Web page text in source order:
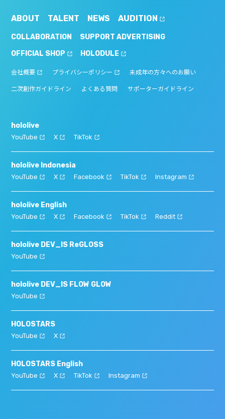
ABOUT TALENT NEWS AUDITION
COLLABORATION
SUPPORT ADVERTISING
OFFICIAL SHOP
HOLODULE
会社概要 プライバシーポリシー 未成年の方々へのお願い
二次創作ガイドライン よくある質問 サポーターガイドライン
hololive
YouTube X TikTok
hololive Indonesia
YouTube X Facebook TikTok Instagram
hololive English
YouTube X Facebook TikTok Reddit
hololive DEV_IS ReGLOSS
YouTube
hololive DEV_IS FLOW GLOW
YouTube
HOLOSTARS
YouTube X
HOLOSTARS English
YouTube X TikTok Instagram